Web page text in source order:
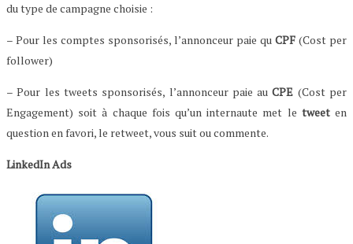
du type de campagne choisie :
– Pour les comptes sponsorisés, l’annonceur paie qu CPF (Cost per
follower)
– Pour les tweets sponsorisés, l’annonceur paie au CPE (Cost per
Engagement) soit à chaque fois qu’un internaute met le tweeten
question en favori, le retweet, vous suit ou commente.
LinkedIn Ads